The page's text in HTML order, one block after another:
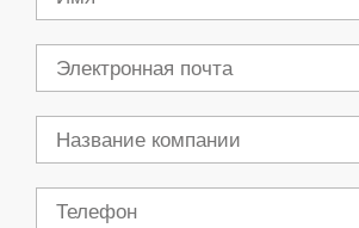
Электронная
почта
Компания
Телефон